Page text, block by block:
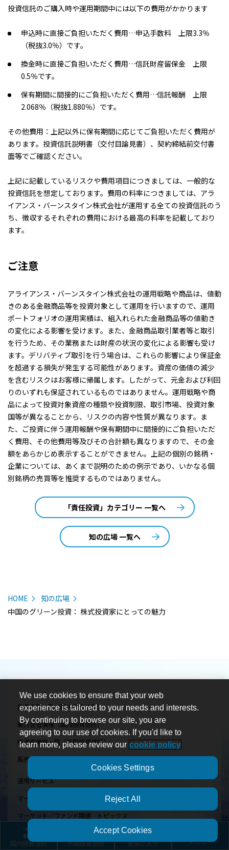
国内投資信託 外国投資信託 お気に入り メニュー
投資信託のご購入時や運用期間中には以下の費用がかかります
申込時に直接ご負担いただく費用…申込手数料 上限3.3％
（税抜3.0％）です。
換金時に直接ご負担いただく費用…信託財産留保金 上限
0.5％です。
保有期間に間接的にご負担いただく費用…信託報酬 上限
2.068％（税抜1.880％）です。
その他費用：上記以外に保有期間に応じてご負担いただく費用が
あります。投資信託説明書（交付目論見書）、契約締結前交付書
面等でご確認ください。
上記に記載しているリスクや費用項目につきましては、一般的な
投資信託を想定しております。費用の料率につきましては、アラ
イアンス・バーンスタイン株式会社が運用する全ての投資信託のう
ち、徴収するそれぞれの費用における最高の料率を記載しており
ます。
ご注意
アライアンス・バーンスタイン株式会社の運用戦略や商品は、値動
きのある金融商品等を投資対象として運用を行いますので、運用
ポートフォリオの運用実績は、組入れられた金融商品等の値動き
の変化による影響を受けます。また、金融商品取引業者等と取引
を行うため、その業務または財産の状況の変化による影響も受け
ます。デリバティブ取引を行う場合は、これらの影響により保証金
を超過する損失が発生する可能性があります。資産の価値の減少
を含むリスクはお客様に帰属します。したがって、元金および利回
りのいずれも保証されているものではありません。運用戦略や商
品によって投資対象資産の種類や投資制限、取引市場、投資対象
国等が異なることから、リスクの内容や性質が異なります。ま
た、ご投資に伴う運用報酬や保有期間中に間接的にご負担いただ
く費用、その他費用等及びその合計額も異なりますので、その金
額をあらかじめ表示することができません。上記の個別の銘柄・
企業については、あくまで説明のための例示であり、いかなる個
別銘柄の売買等を推奨するものではありません。
「責任投資」カテゴリー 一覧へ
知の広場 一覧へ
HOME
知の広場
中国のグリーン投資： 株式投資家にとっての魅力
基準価額一覧（国内投資信託）
販売会社情報（国内投資信託）
純資産価格一覧（外国投資信託）
販売取扱会社情報（外国投資信託）
運用サービス
マーケット関連
マーケット／ファンド関連 トピックス
マーケット見通し
We use cookies to ensure that your web
experience is tailored to your needs and interests.
By continuing to browse our site, you are
agreeing to our use of cookies. If you'd like to
learn more, please review our cookie policy
Cookies Settings
Reject All
Accept Cookies